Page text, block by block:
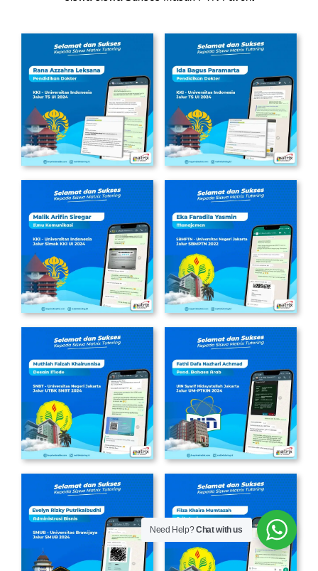
Need Help?Chat with us